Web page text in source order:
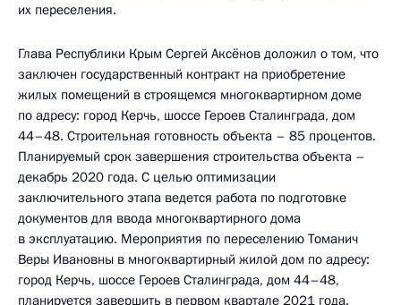
их переселения.
Глава Республики Крым Сергей Аксёнов доложил о том, что
заключен государственный контракт на приобретение
жилых помещений в строящемся многоквартирном доме
по адресу: город Керчь, шоссе Героев Сталинграда, дом
44–48. Строительная готовность объекта – 85 процентов.
Планируемый срок завершения строительства объекта –
декабрь 2020 года. С целью оптимизации
заключительного этапа ведется работа по подготовке
документов для ввода многоквартирного дома
в эксплуатацию. Мероприятия по переселению Томанич
Веры Ивановны в многоквартирный жилой дом по адресу:
город Керчь, шоссе Героев Сталинграда, дом 44–48,
планируется завершить в первом квартале 2021 года.